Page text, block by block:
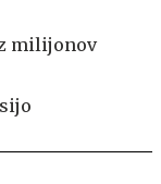
milijonov